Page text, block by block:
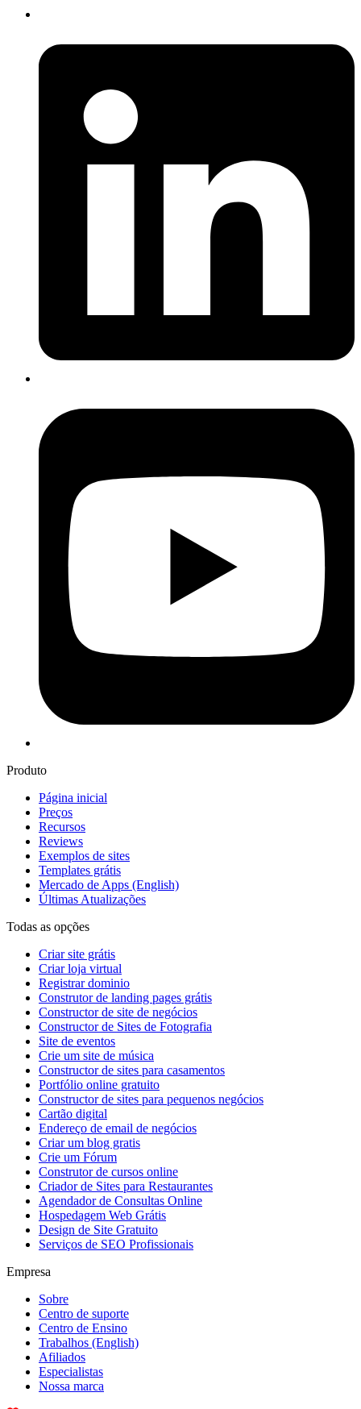
Produto
Página inicial
Preços
Recursos
Reviews
Exemplos de sites
Templates grátis
Mercado de Apps (English)
Últimas Atualizações
Todas as opções
Criar site grátis
Criar loja virtual
Registrar dominio
Construtor de landing pages grátis
Constructor de site de negócios
Constructor de Sites de Fotografia
Site de eventos
Crie um site de música
Constructor de sites para casamentos
Portfólio online gratuito
Constructor de sites para pequenos negócios
Cartão digital
Endereço de email de negócios
Criar um blog gratis
Crie um Fórum
Construtor de cursos online
Criador de Sites para Restaurantes
Agendador de Consultas Online
Hospedagem Web Grátis
Design de Site Gratuito
Serviços de SEO Profissionais
Empresa
Sobre
Centro de suporte
Centro de Ensino
Trabalhos (English)
Afiliados
Especialistas
Nossa marca